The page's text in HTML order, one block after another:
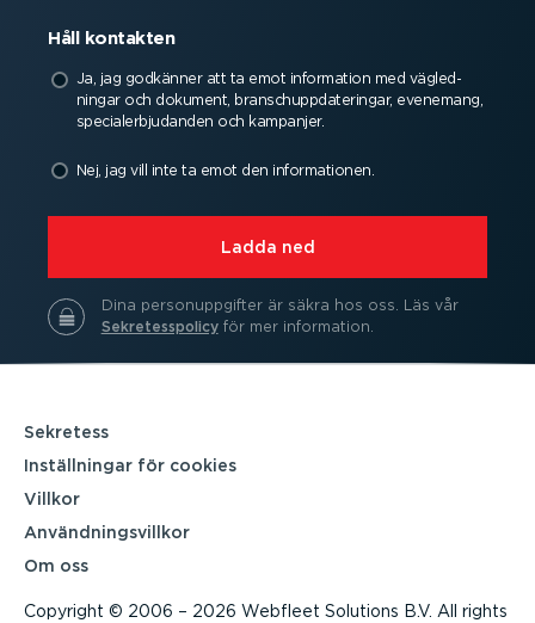
Håll kontakten
Ja, jag godkänner att ta emot information med vägled­
ningar och dokument, branschupp­da­te­ringar, evenemang,
speci­a­ler­bju­danden och kampanjer.
Nej, jag vill inte ta emot den infor­ma­tionen.
⁠Ladda ned
Dina person­upp­gifter är säkra hos oss. Läs vår
Sekre­tes­spolicyför mer information.
Sekretess
Inställ­ningar för cookies
Villkor
Använd­nings­villkor
Om oss
Copyright © 2006 – 2026 Webfleet Solutions B.V. All rights